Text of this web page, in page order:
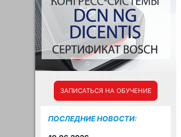
ЗАПИСАТЬСЯ НА ОБУЧЕНИЕ
ПОСЛЕДНИЕ НОВОСТИ: